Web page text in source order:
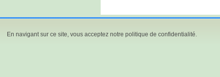
En navigant sur ce site, vous acceptez notre politique de confidentialité.